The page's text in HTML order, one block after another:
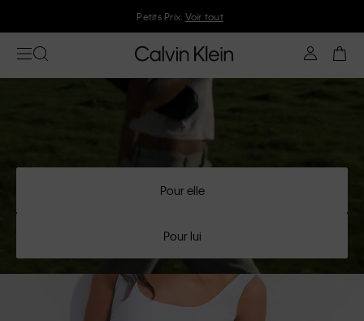
Rejoignez Calvin Klein et profitez de 10 % de réduction
Pour elle
Pour lui